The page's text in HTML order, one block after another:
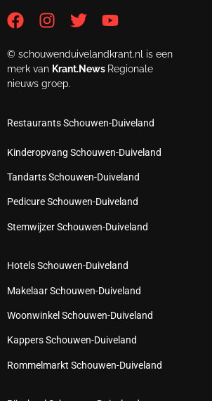
© schouwenduivelandkrant.nl is een
merk van Krant.News Regionale
nieuws groep.
Restaurants Schouwen-Duiveland
Kinderopvang Schouwen-Duiveland
Tandarts Schouwen-Duiveland
Pedicure Schouwen-Duiveland
Stemwijzer Schouwen-Duiveland
Hotels Schouwen-Duiveland
Makelaar Schouwen-Duiveland
Woonwinkel Schouwen-Duiveland
Kappers Schouwen-Duiveland
Rommelmarkt Schouwen-Duiveland